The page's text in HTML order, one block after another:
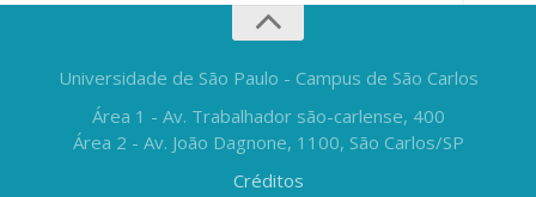
Universidade de São Paulo - Campus de São Carlos
Área 1 - Av. Trabalhador são-carlense, 400
Área 2 - Av. João Dagnone, 1100, São Carlos/SP
Créditos